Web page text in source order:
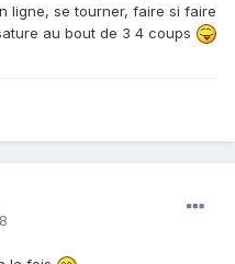
ligne, se tourner, faire si faire
au bout de 3 4 coups